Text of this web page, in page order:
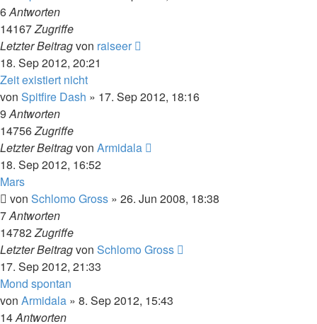
6Antworten
14167Zugriffe
Letzter Beitragvon raiseer
18. Sep 2012, 20:21
Zeit existiert nicht
von Spitfire Dash » 17. Sep 2012, 18:16
9Antworten
14756Zugriffe
Letzter Beitragvon Armidala
18. Sep 2012, 16:52
Mars
von Schlomo Gross » 26. Jun 2008, 18:38
7Antworten
14782Zugriffe
Letzter Beitragvon Schlomo Gross
17. Sep 2012, 21:33
Mond spontan
von Armidala » 8. Sep 2012, 15:43
14Antworten